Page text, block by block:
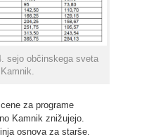
sejo občinskega sveta
za programe
Kamnik znižujejo.
osnova za starše.